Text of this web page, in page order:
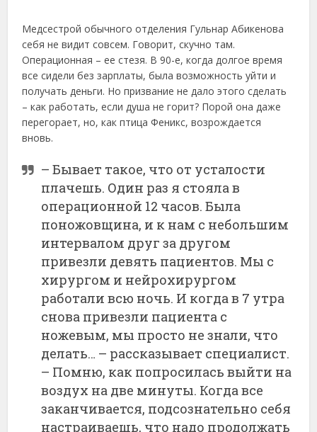
Медсестрой обычного отделения Гульнар Абикенова
себя не видит совсем. Говорит, скучно там.
Операционная – ее стезя. В 90-е, когда долгое время
все сидели без зарплаты, была возможность уйти и
получать деньги. Но призвание не дало этого сделать
– как работать, если душа не горит? Порой она даже
перегорает, но, как птица Феникс, возрождается
вновь.
– Бывает такое, что от усталости
плачешь. Один раз я стояла в
операционной 12 часов. Была
поножовщина, и к нам с небольшим
интервалом друг за другом
привезли девять пациентов. Мы с
хирургом и нейрохирургом
работали всю ночь. И когда в 7 утра
снова привезли пациента с
ножевым, мы просто не знали, что
делать… – рассказывает специалист.
– Помню, как попросилась выйти на
воздух на две минуты. Когда все
заканчивается, подсознательно себя
настраиваешь, что надо продолжать